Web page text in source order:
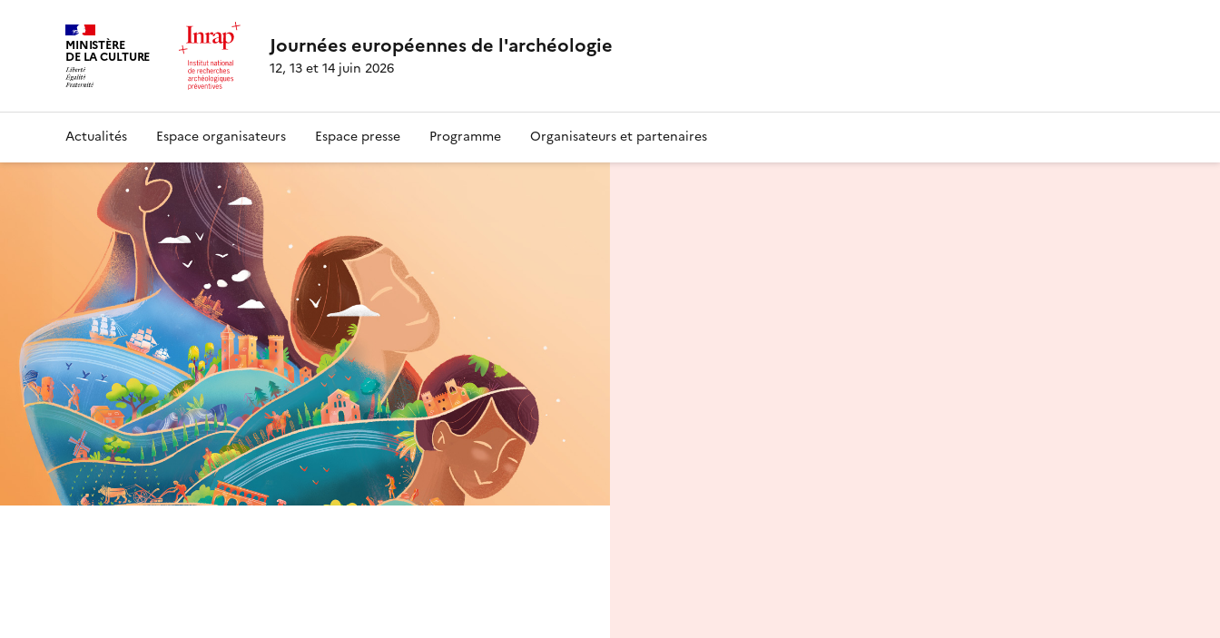
MINISTÈRE
DE LA CULTURE Journées européennes de l'archéologie
12, 13 et 14 juin 2026
Actualités Espace organisateurs Espace presse Programme Organisateurs et partenaires